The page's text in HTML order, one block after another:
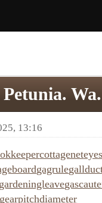
Wa.
13:16
cottagenet
gagrule
gardeningleave
gearpitchdiameter